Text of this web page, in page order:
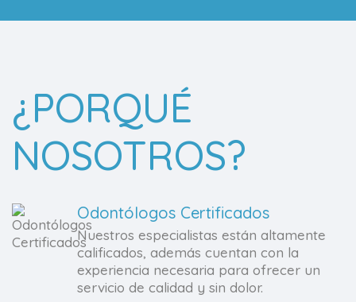
¿PORQUÉ
NOSOTROS?
Odontólogos Certificados
Nuestros especialistas están altamente
calificados, además cuentan con la
experiencia necesaria para ofrecer un
servicio de calidad y sin dolor.